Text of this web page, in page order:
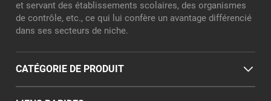
et servant des établissements scolaires, des organismes
de contrôle, etc., ce qui lui confère un avantage différencié
dans ses secteurs de niche.
CATÉGORIE DE PRODUIT